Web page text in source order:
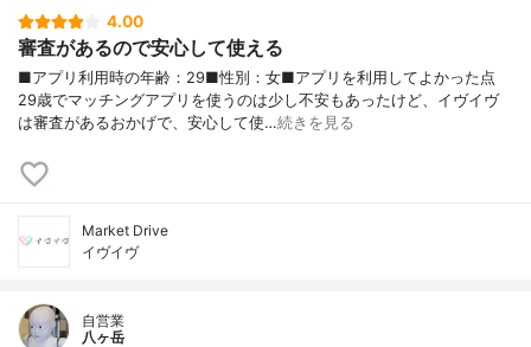
4.00
審査があるので安心して使える
■アプリ利用時の年齢：29■性別：女■アプリを利用してよかった点
29歳でマッチングアプリを使うのは少し不安もあったけど、イヴイヴ
は審査があるおかげで、安心して使…続きを見る
Market Drive
イヴイヴ
自営業
八ヶ岳